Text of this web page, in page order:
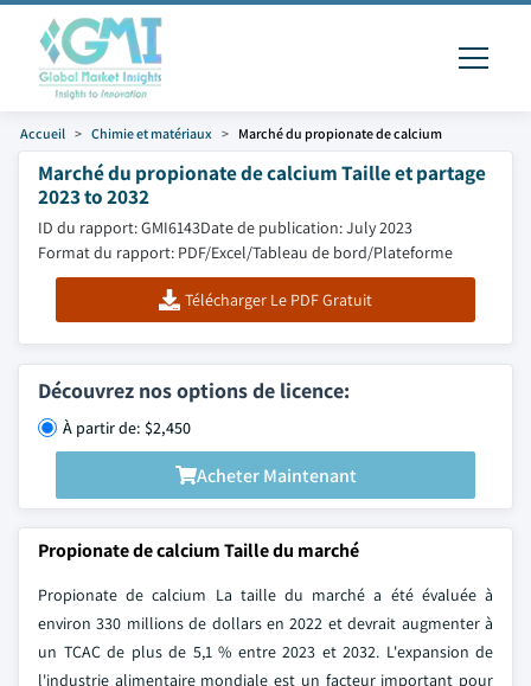
Accueil Chimie et matériaux Marché du propionate de calcium
Marché du propionate de calcium Taille et partage
2023 to 2032
ID du rapport: GMI6143Date de publication: July 2023
Format du rapport: PDF/Excel/Tableau de bord/Plateforme
Télécharger Le PDF Gratuit
Découvrez nos options de licence:
À partir de: $2,450
Acheter Maintenant
Propionate de calcium Taille du marché
Propionate de calcium La taille du marché a été évaluée à
environ 330 millions de dollars en 2022 et devrait augmenter à
un TCAC de plus de 5,1 % entre 2023 et 2032. L'expansion de
l'industrie alimentaire mondiale est un facteur important pour